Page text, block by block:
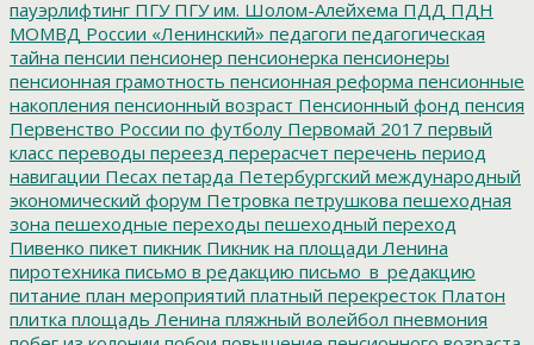
пауэрлифтинг ПГУПГУ им. Шолом-Алейхема ПДД ПДН
МОМВД России «Ленинский» педагоги педагогическая
тайна пенсии пенсионер пенсионерка пенсионеры
пенсионная грамотность пенсионная реформа пенсионные
накопления пенсионный возраст Пенсионный фонд пенсия
Первенство России по футболу Первомай 2017 первый
класс переводы переезд перерасчет перечень период
навигации Песах петарда Петербургский международный
экономический форум Петровка петрушкова пешеходная
зона пешеходные переходы пешеходный переход
Пивенко пикет пикник Пикник на площади Ленина
пиротехника письмо в редакцию письмо_в_редакцию
питание план мероприятий платный перекресток Платон
плитка площадь Ленина пляжный волейбол пневмония